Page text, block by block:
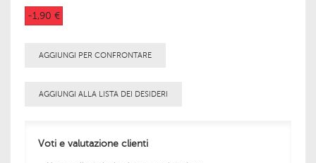
-1,90 €
AGGIUNGI PER CONFRONTARE
AGGIUNGI ALLA LISTA DEI DESIDERI
Voti e valutazione clienti